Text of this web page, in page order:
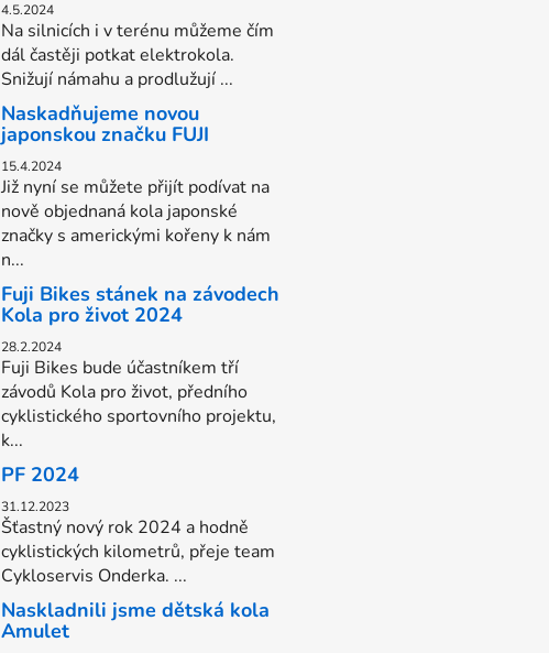
4.5.2024
Na silnicích i v terénu můžeme čím
dál častěji potkat elektrokola.
Snižují námahu a prodlužují ...
Naskadňujeme novou
japonskou značku FUJI
15.4.2024
Již nyní se můžete přijít podívat na
nově objednaná kola japonské
značky s americkými kořeny k nám
n...
Fuji Bikes stánek na závodech
Kola pro život 2024
28.2.2024
Fuji Bikes bude účastníkem tří
závodů Kola pro život, předního
cyklistického sportovního projektu,
k...
PF 2024
31.12.2023
Šťastný nový rok 2024 a hodně
cyklistických kilometrů, přeje team
Cykloservis Onderka. ...
Naskladnili jsme dětská kola
Amulet